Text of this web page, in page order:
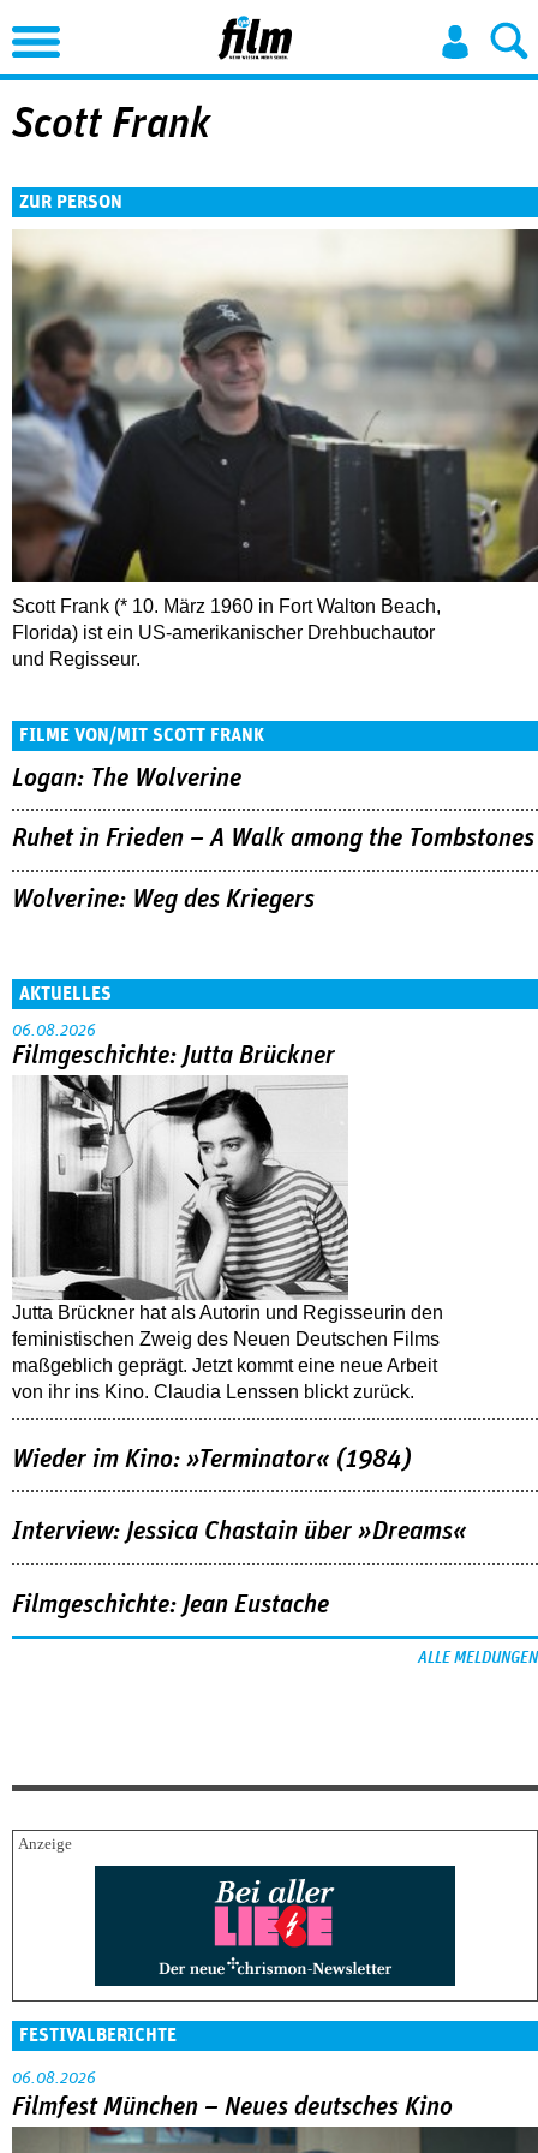
Jump to Navigation
Scott Frank
ZUR PERSON
Scott Frank (* 10. März 1960 in Fort Walton Beach,
Florida) ist ein US-amerikanischer Drehbuchautor
und Regisseur.
FILME VON/MIT SCOTT FRANK
Logan: The Wolverine
Ruhet in Frieden – A Walk among the Tombstones
Wolverine: Weg des Kriegers
AKTUELLES
06.08.2026
Filmgeschichte: Jutta Brückner
Jutta Brückner hat als Autorin und Regisseurin den
feministischen Zweig des Neuen Deutschen Films
maßgeblich geprägt. Jetzt kommt eine neue Arbeit
von ihr ins Kino. Claudia Lenssen blickt zurück.
Wieder im Kino: »Terminator« (1984)
Interview: Jessica Chastain über »Dreams«
Filmgeschichte: Jean Eustache
ALLE MELDUNGEN
FESTIVALBERICHTE
06.08.2026
Filmfest München – Neues deutsches Kino